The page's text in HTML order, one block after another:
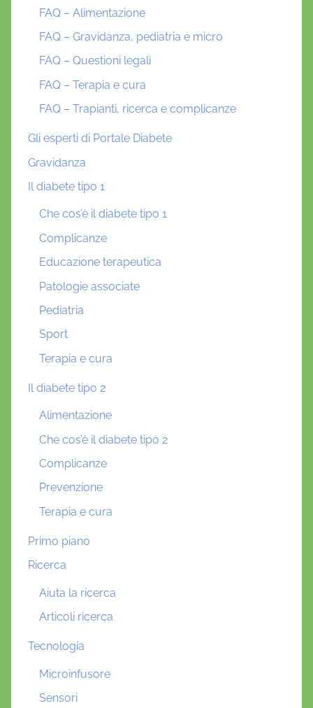
FAQ – Alimentazione
FAQ – Gravidanza, pediatria e micro
FAQ – Questioni legali
FAQ – Terapia e cura
FAQ – Trapianti, ricerca e complicanze
Gli esperti di Portale Diabete
Gravidanza
Il diabete tipo 1
Che cos’è il diabete tipo 1
Complicanze
Educazione terapeutica
Patologie associate
Pediatria
Sport
Terapia e cura
Il diabete tipo 2
Alimentazione
Che cos’è il diabete tipo 2
Complicanze
Prevenzione
Terapia e cura
Primo piano
Ricerca
Aiuta la ricerca
Articoli ricerca
Tecnologia
Microinfusore
Sensori